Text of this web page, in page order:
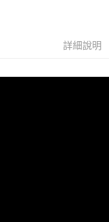
購買商品的店家。未經商家
是否繳費成功／繳費後需取
每筆NT$85，滿NT$799(
詳細說明